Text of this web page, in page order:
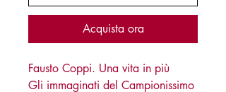
Acquista ora
Fausto Coppi. Una vita in più
Gli immaginati del Campionissimo